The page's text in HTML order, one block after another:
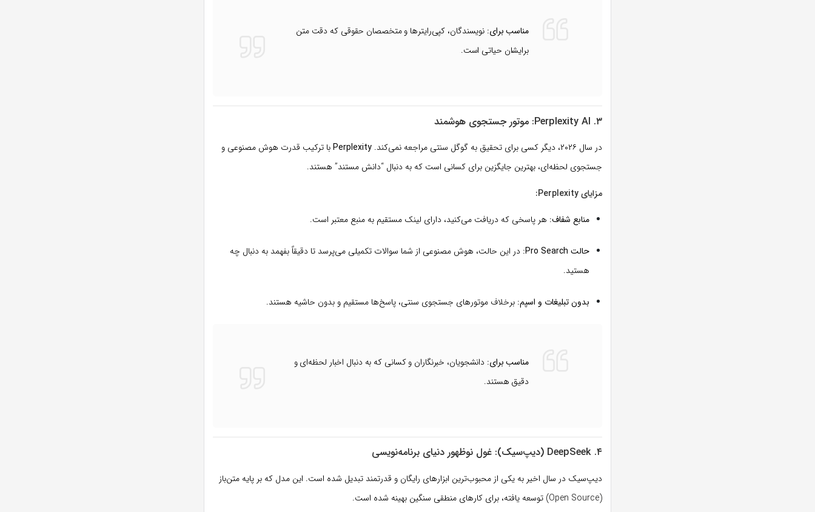
مناسب برای: نویسندگان، کپی‌رایترها و متخصصان حقوقی که دقت متن
برایشان حیاتی است.
۳. Perplexity AI: موتور جستجوی هوشمند
در سال ۲۰۲۶، دیگر کسی برای تحقیق به گوگل سنتی مراجعه نمی‌کند. Perplexityبا ترکیب قدرت هوش مصنوعی و
جستجوی لحظه‌ای، بهترین جایگزین برای کسانی است که به دنبال “دانش مستند” هستند.
مزایای Perplexity:
منابع شفاف: هر پاسخی که دریافت می‌کنید، دارای لینک مستقیم به منبع معتبر است.
حالت Pro Search:
در این حالت، هوش مصنوعی از شما سوالات تکمیلی می‌پرسد تا دقیقاً بفهمد به دنبال چه
هستید.
بدون تبلیغات و اسپم: برخلاف موتورهای جستجوی سنتی، پاسخ‌ها مستقیم و بدون حاشیه هستند.
مناسب برای: دانشجویان، خبرنگاران و کسانی که به دنبال اخبار لحظه‌ای و
دقیق هستند.
۴. DeepSeek (دیپ‌سیک): غول نوظهور دنیای برنامه‌نویسی
دیپ‌سیک در سال اخیر به یکی از محبوب‌ترین ابزارهای رایگان و قدرتمند تبدیل شده است. این مدل که بر پایه متن‌باز
(Open Source) توسعه یافته، برای کارهای منطقی سنگین بهینه شده است.